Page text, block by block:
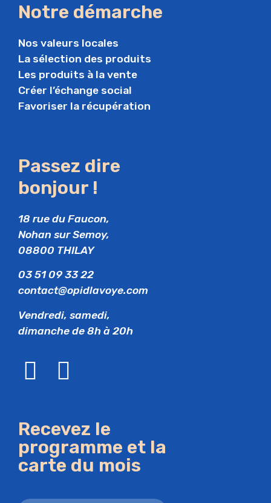
Notre démarche
Nos valeurs locales
La sélection des produits
Les produits à la vente
Créer l’échange social
Favoriser la récupération
Passez dire
bonjour !
18 rue du Faucon,
Nohan sur Semoy,
08800 THILAY
03 51 09 33 22
contact@opidlavoye.com
Vendredi, samedi,
dimanche de 8h à 20h
Recevez le
programme et la
carte du mois